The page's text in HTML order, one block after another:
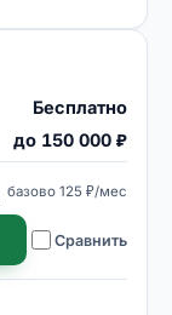
Бесплатно
до 150 000 ₽
базово 125 ₽/мес
Сравнить